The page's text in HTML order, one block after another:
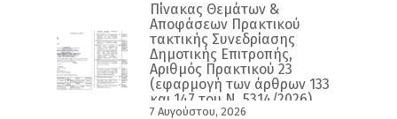
Πίνακας Θεμάτων &
Αποφάσεων Πρακτικού
τακτικής Συνεδρίασης
Δημοτικής Επιτροπής,
Αριθμός Πρακτικού 23
(εφαρμογή των άρθρων 133
και 147 του Ν. 5314/2026)
7 Αυγούστου, 2026